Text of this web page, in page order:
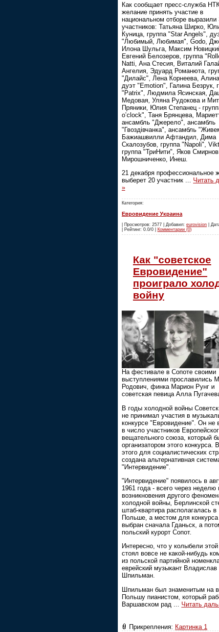
Как сообщает пресс-служба
желание принять участие в
национальном отборе выразили
участников: Татьяна Ширко,
Куница, группа "Star Angels",
"Любимый, Любимая", Godo,
Илона Шульга, Максим
Евгений Белозеров, группа
Natti, Ана Стесия, Виталий
Ангелия, Эдуард Романюта,
"Дилайс", Лена Корнеева,
дуэт "Emotion", Галина Безрук,
"Patrix", Людмила Ясинская,
Медовая, Уляна Рудокова и
Пряники, Юлия Степанец -
o’clock", Таня Брянцева,
ансамбль "Джерело", ансамбль
"Гвоздівчанка", ансамбль
Бажиашвилли Афтандил, Дима
Скалозубов, группа "Napoli",
группа "ТриНити", Яков
Мирошниченко, Инеш.
21 декабря профессиональное
выберет 20 участник
Читать
»
Категория:
Евровидение Украина
| Просмотров: 2577 | Добавил: eurovision |
| Рейтинг: 0.0/0 | Комментарии (0)
Как "советское
Евровидение"
проиграло
войну
На фестивале в Сопоте своими
выступлениями прославились
Родович, финка Марион Рунг и
советская певица Алла
В годы холодной войны
не принимал участия в
конкурсе "Евровидение". Он не
в число участников
вещательного союза, который
организатором этого конкурса.
этого для социалистических
создана альтернативная
"Интервидение".
"Интервидение" появилось в
1961 года - всего через неделю
возникновения другого
холодной войны, Берлинской
штаб-квартира располагалась в
Польше, а местом для
выбран сначала Гданьск, а
польский курорт Сопот.
Интересно, что у колыбели
стоял вовсе не какой-нибудь
из польской партийной
еврейский музыкант Владислав
Шпильман.
Шпильман был знаменитым на
Польшу пианистом, который
Варшавском рад
Читать
Прикрепления: Картинка 1